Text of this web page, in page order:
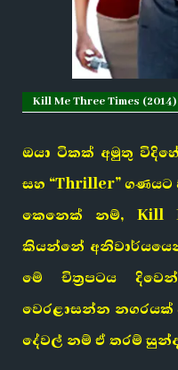
Kill Me Three Times
ඔයා ටිකක් අමුතු
සහ “Thriller” ගණයට
කෙනෙක් නම්, Kill
කියන්නේ
මේ චිත්‍රපටය
වෙරළාසන්න නගරයක්
දේවල් නම් ඒ තරම්